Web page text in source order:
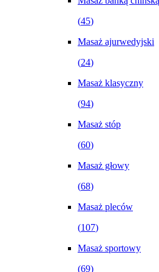
(45)
Masaż ajurwedyjski
(24)
Masaż klasyczny
(94)
Masaż stóp
(60)
Masaż głowy
(68)
Masaż pleców
(107)
Masaż sportowy
(69)